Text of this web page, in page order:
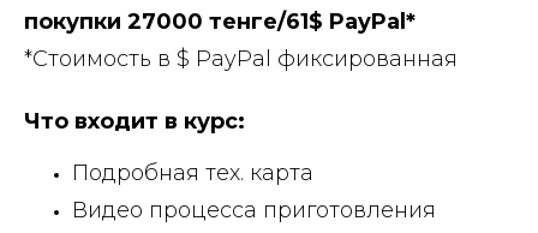
покупки 27000 тенге/61$ PayPal*
*Стоимость в $ PayPal фиксированная
Что входит в курс:
Подробная тех. карта
Видео процесса приготовления